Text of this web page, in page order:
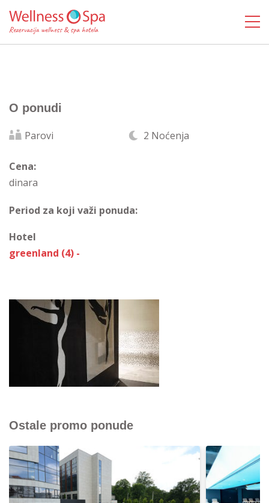
O ponudi
Parovi 2 Noćenja
Cena:
dinara
Period za koji važi ponuda:
Hotel
greenland (4) -
Ostale promo ponude